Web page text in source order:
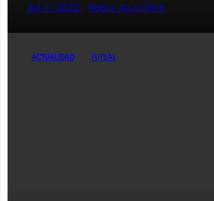
Jul 5, 2022 Radio AzulChile
ACTUALIDAD FUTSAL